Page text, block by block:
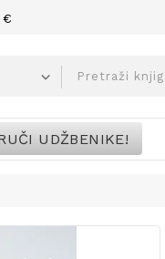
€
UDŽBENIKE!